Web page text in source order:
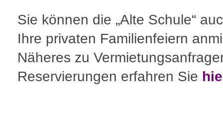
Sie können die „Alte Schule“
Ihre privaten Familienfeiern
Näheres zu
Reservierungen erfahren Sie